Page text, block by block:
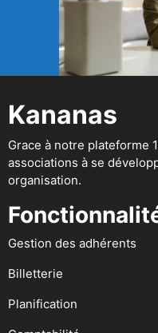
Kananas
Grace à notre plateforme
associations à se
organisation.
Gestion des adhérents
Billetterie
Planification